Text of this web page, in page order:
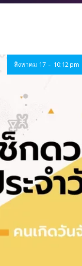
สิงหาคม 17 - 10:12 pm